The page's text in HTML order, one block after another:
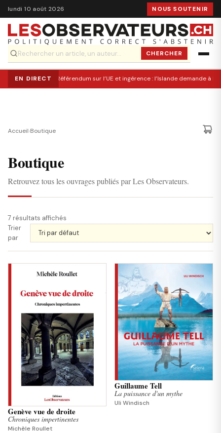
lundi 10 août 2026 NOUS SOUTENIR
CHERCHER
EN DIRECT Référendum sur l’UE et ingérence : l’Islande demande à
Accueil›Boutique
Boutique
Retrouvez tous les ouvrages publiés par Les Observateurs.
7 résultats affichés
Trier
par
Genève vue de droite
Chroniques impertinentes
Michèle Roullet
Guillaume Tell
La puissance d'un mythe
Uli Windisch